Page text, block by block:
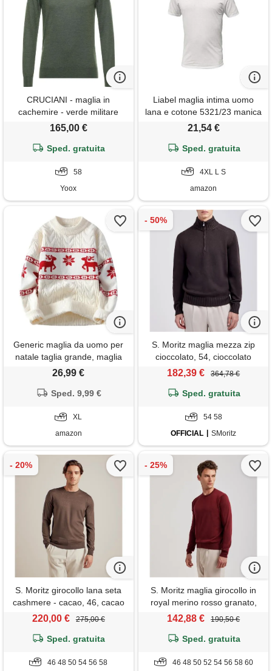
CRUCIANI - maglia in
cachemire - verde militare
165,00 €
Sped. gratuita
58
Yoox
Liabel maglia intima uomo
lana e cotone 5321/23 manica
corta taglie 3-4-5-6-7-8
21,54 €
Sped. gratuita
4XL L S
amazon
Generic maglia da uomo per
natale taglia grande, maglia
uomo inverno elegante e chic
maglione vintage girocollo
casual taglio largo stampato
festa maglione
26,99 €
Sped. 9,99 €
XL
amazon
S. Moritz maglia mezza zip
cioccolato, 54, cioccolato
182,39 € 364,78 €
Sped. gratuita
54 58
OFFICIAL
SMoritz
S. Moritz girocollo lana seta
cashmere - cacao, 46, cacao
220,00 € 275,00 €
Sped. gratuita
46 48 50 54 56 58
S. Moritz maglia girocollo in
royal merino rosso granato,
46, granato
142,88 € 190,50 €
Sped. gratuita
46 48 50 52 54 56 58 60